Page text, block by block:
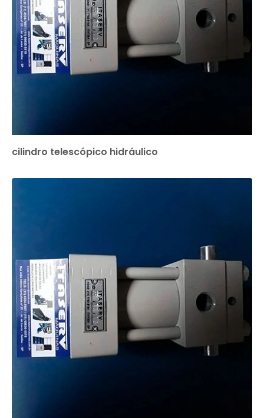
cilindro telescópico hidráulico